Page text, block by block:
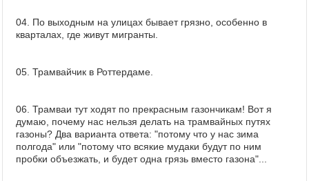
04. По выходным на улицах бывает грязно, особенно в
кварталах, где живут мигранты.
05. Трамвайчик в Роттердаме.
06. Трамваи тут ходят по прекрасным газончикам! Вот я
думаю, почему нас нельзя делать на трамвайных путях
газоны? Два варианта ответа: "потому что у нас зима
полгода" или "потому что всякие мудаки будут по ним
пробки объезжать, и будет одна грязь вместо газона"...